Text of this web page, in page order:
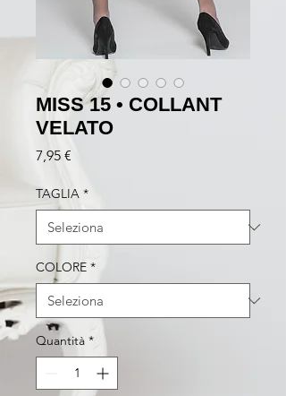
MISS 15 • COLLANT
VELATO
7,95 €
TAGLIA *
COLORE *
Quantità *